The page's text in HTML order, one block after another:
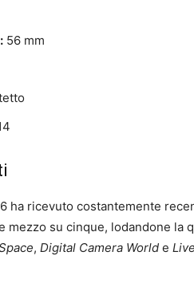
56 mm
ha ricevuto costantemente
mezzo su cinque, lodandone la
, Digital Camera World e